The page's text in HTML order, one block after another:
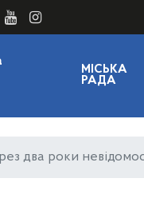
МІСЬКА
РАДА
два роки